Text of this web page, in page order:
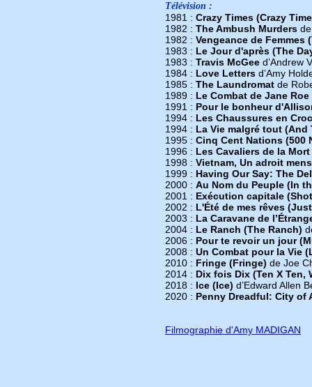
Télévision :
1981 : Crazy Times (Crazy
1982 : The Ambush Murders
1982 : Vengeance de Femmes
1983 : Le Jour d'après (The
1983 : Travis McGee d’Andrew
1984 : Love Letters d’Amy
1985 : The Laundromat de
1989 : Le Combat de Jane Roe
1991 : Pour le bonheur
1994 : Les Chaussures en
1994 : La Vie malgré tout (And
1995 : Cinq Cent Nations (500
1996 : Les Cavaliers de la
1998 : Vietnam, Un adroit
1999 : Having Our Say: The
2000 : Au Nom du Peuple (In
2001 : Exécution capitale
2002 : L'Été de mes rêves
2003 : La Caravane de
2004 : Le Ranch (The Ranch)
2006 : Pour te revoir un jour
2008 : Un Combat pour la Vie
2010 : Fringe (Fringe) de Joe
2014 : Dix fois Dix (Ten X Ten,
2018 : Ice (Ice) d’Edward Allen
2020 : Penny Dreadful: City of
Filmographie d'Amy MADIGAN